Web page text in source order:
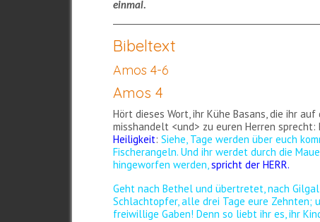
einmal.
Bibeltext
Amos 4-6
Amos 4
Hört dieses Wort, ihr Kühe Basans, die ihr
misshandelt <und> zu euren Herren
Heiligkeit:Siehe, Tage werden über euch
Fischerangeln.Und ihr werdet durch die
hingeworfen werden, spricht der HERR.
Geht nach Bethel und übertretet, nach
Schlachtopfer, alle drei Tage eure Zehnten;
freiwillige Gaben! Denn so liebt ihr es, ihr